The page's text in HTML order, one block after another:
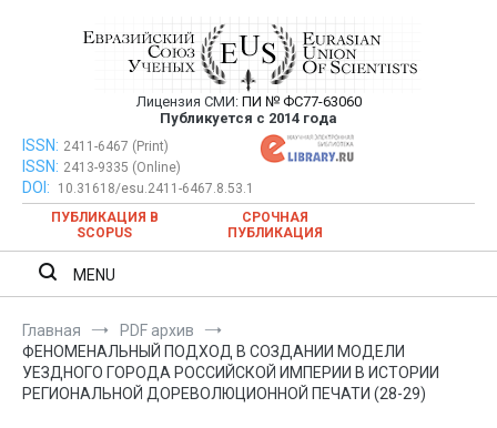
Евразийский Союз Ученых —
публикация научных статей в
ежемесячном научном журнале
Лицензия СМИ: ПИ № ФС77-63060
Публикуется с 2014 года
Евразийский Союз Ученых — публикация научных статей в
ежемесячном научном журнале
ISSN: 2411-6467 (Print)
ISSN: 2413-9335 (Online)
DOI:
10.31618/esu.2411-6467.8.53.1
ПУБЛИКАЦИЯ В
SCOPUS
СРОЧНАЯ
ПУБЛИКАЦИЯ
MENU
Главная
PDF архив
ФЕНОМЕНАЛЬНЫЙ ПОДХОД В СОЗДАНИИ МОДЕЛИ
УЕЗДНОГО ГОРОДА РОССИЙСКОЙ ИМПЕРИИ В ИСТОРИИ
РЕГИОНАЛЬНОЙ ДОРЕВОЛЮЦИОННОЙ ПЕЧАТИ (28-29)